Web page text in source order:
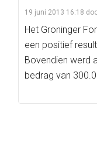
19 juni 2013 16:18
Het Groninger
een positief
Bovendien werd
bedrag van